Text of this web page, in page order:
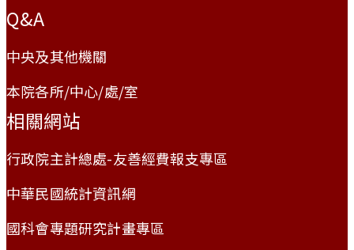
Q&A
中央及其他機關
本院各所/中心/處/室
相關網站
行政院主計總處-友善經費報支專區
中華民國統計資訊網
國科會專題研究計畫專區